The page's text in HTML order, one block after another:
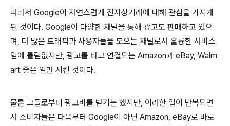
따라서 Google이 자연스럽게 전자상거래에 대해 관심을 가지게
된 것이다. Google이 다양한 채널을 통해 광고도 판매하고 있으
며, 더 많은 트래픽과 사용자들을 모으는 채널로서 훌륭한 서비스
임에 틀림없지만, 광고를 타고 연결되는 Amazon과 eBay, Walm
art 좋은 일만 시킨 것이다.
물론 그들로부터 광고비를 받기는 했지만, 이러한 일이 반복되면
서 소비자들은 다음부터 Google이 아닌 Amazon, eBay로 바로